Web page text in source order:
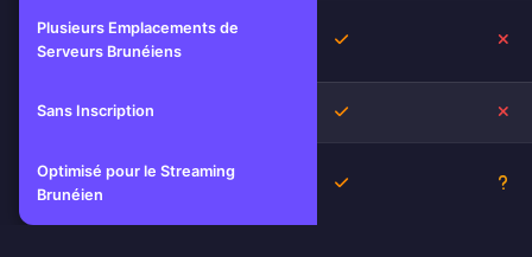
Plusieurs Emplacements de
Serveurs Brunéiens
Oui
Sans Inscription Oui
Optimisé pour le Streaming
Brunéien
Oui